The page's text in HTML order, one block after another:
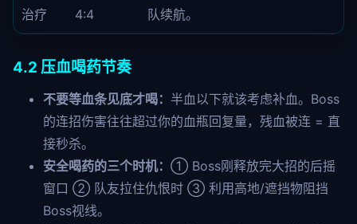
治疗
4:4
队续航。
4.2 压血喝药节奏
不要等血条见底才喝： 半血以下就该考虑补血。Boss
的连招伤害往往超过你的血瓶回复量，残血被连 = 直
接秒杀。
安全喝药的三个时机： ① Boss刚释放完大招的后摇
窗口 ② 队友拉住仇恨时 ③ 利用高地/遮挡物阻挡
Boss视线。